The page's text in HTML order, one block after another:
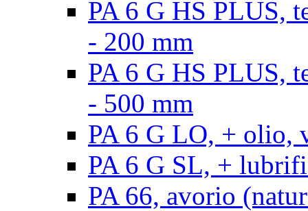
PA 6 G HS PLUS,
- 200 mm
PA 6 G HS PLUS,
- 500 mm
PA 6 G LO, + olio,
PA 6 G SL, +
PA 66, avorio